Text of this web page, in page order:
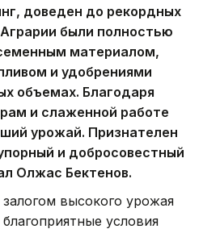
доведен до рекордных
Аграрии были полностью
материалом,
и удобрениями
объемах. Благодаря
и слаженной работе
урожай. Признателен
и добросовестный
Олжас Бектенов.
высокого урожая
условия